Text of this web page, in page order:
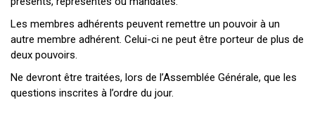
Les membres adhérents peuvent remettre un pouvoir à un
autre membre adhérent. Celui-ci ne peut être porteur de plus de
deux pouvoirs.
Ne devront être traitées, lors de l’Assemblée Générale, que les
questions inscrites à l’ordre du jour.